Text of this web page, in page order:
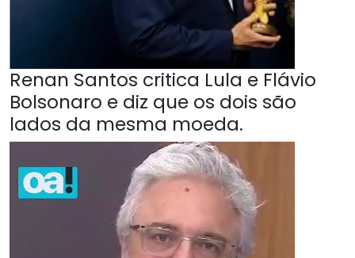
Renan Santos critica Lula e Flávio
Bolsonaro e diz que os dois são
lados da mesma moeda.